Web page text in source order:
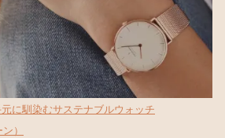
元に馴染むサステナブルウォッチ
）